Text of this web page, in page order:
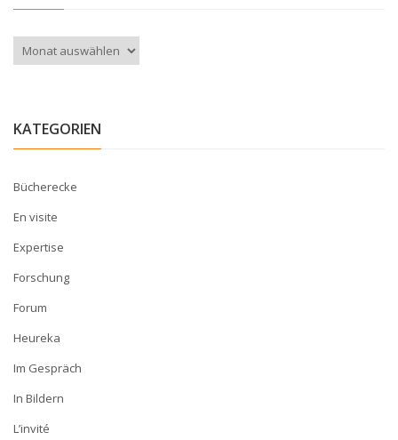
Archiv
KATEGORIEN
Bücherecke
En visite
Expertise
Forschung
Forum
Heureka
Im Gespräch
In Bildern
L’invité